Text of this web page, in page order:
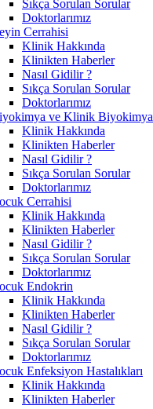
Sıkça Sorulan Sorular
Doktorlarımız
Cerrahisi
Klinik Hakkında
Klinikten Haberler
Nasıl Gidilir ?
Sıkça Sorulan Sorular
Doktorlarımız
ve Klinik Biyokimya
Klinik Hakkında
Klinikten Haberler
Nasıl Gidilir ?
Sıkça Sorulan Sorular
Doktorlarımız
Cerrahisi
Klinik Hakkında
Klinikten Haberler
Nasıl Gidilir ?
Sıkça Sorulan Sorular
Doktorlarımız
Endokrin
Klinik Hakkında
Klinikten Haberler
Nasıl Gidilir ?
Sıkça Sorulan Sorular
Doktorlarımız
Enfeksiyon Hastalıkları
Klinik Hakkında
Klinikten Haberler